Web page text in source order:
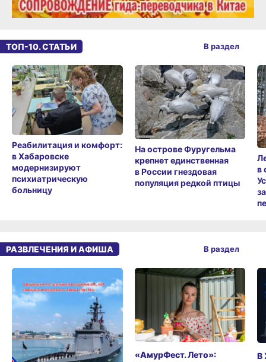
ТОП-10. СТАТЬИ
Реабилитация и комфорт:
в Хабаровске
модернизируют
психиатрическую
больницу
На острове Фуругельма
крепнет единственная
в России гнездовая
популяция редкой птицы
в
В раздел
РАЗВЛЕЧЕНИЯ И АФИША
«АмурФест. Лето»:
В
В раздел